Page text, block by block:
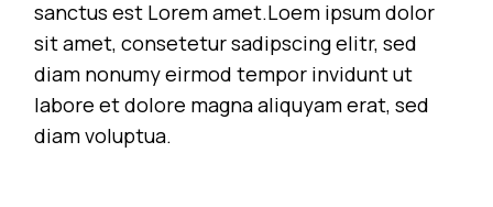
sanctus est Lorem amet.Loem ipsum dolor
sit amet, consetetur sadipscing elitr, sed
diam nonumy eirmod tempor invidunt ut
labore et dolore magna aliquyam erat, sed
diam voluptua.